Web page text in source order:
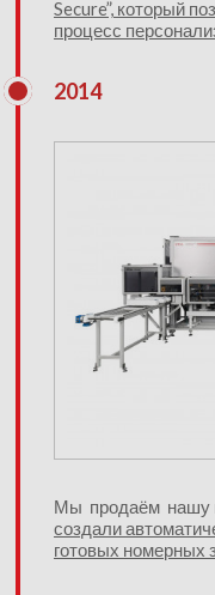
Secure”, который
процесс
2014
Мы продаём нашу
создали
готовых номерных